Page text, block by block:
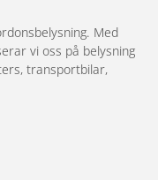
Med
vi oss på belysning
transportbilar,